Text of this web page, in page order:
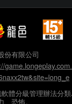
份有限公司
體分級管理辦法分
恐怖。